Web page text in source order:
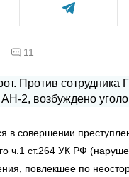
11
в совершении
ч.1 ст.264 УК РФ
повлекшее по